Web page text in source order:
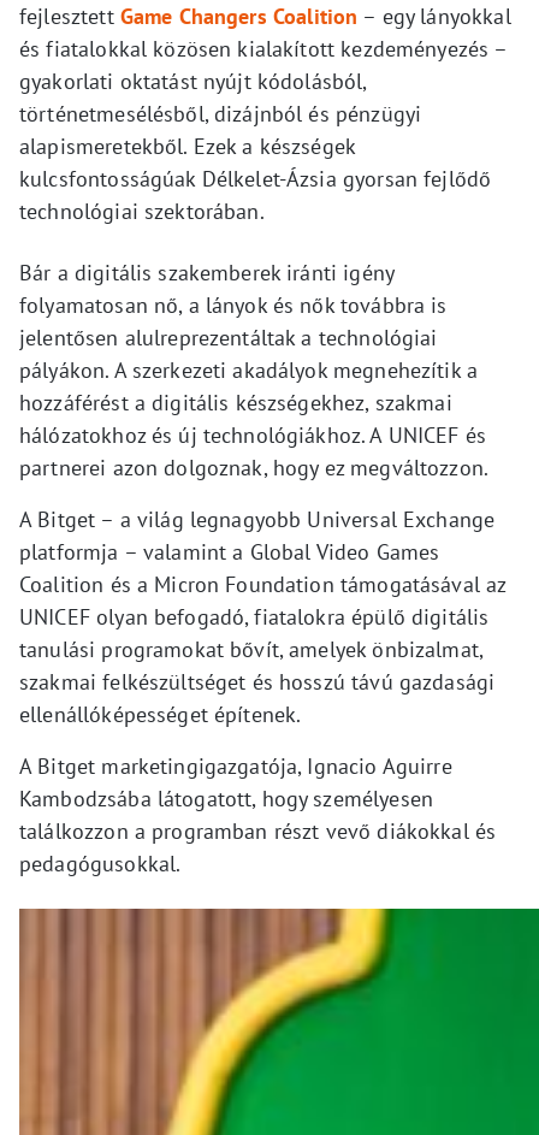
fejlesztett Game Changers Coalition – egy lányokkal
és fiatalokkal közösen kialakított kezdeményezés –
gyakorlati oktatást nyújt kódolásból,
történetmesélésből, dizájnból és pénzügyi
alapismeretekből. Ezek a készségek
kulcsfontosságúak Délkelet-Ázsia gyorsan fejlődő
technológiai szektorában.
Bár a digitális szakemberek iránti igény
folyamatosan nő, a lányok és nők továbbra is
jelentősen alulreprezentáltak a technológiai
pályákon. A szerkezeti akadályok megnehezítik a
hozzáférést a digitális készségekhez, szakmai
hálózatokhoz és új technológiákhoz. A UNICEF és
partnerei azon dolgoznak, hogy ez megváltozzon.
A Bitget – a világ legnagyobb Universal Exchange
platformja – valamint a Global Video Games
Coalition és a Micron Foundation támogatásával az
UNICEF olyan befogadó, fiatalokra épülő digitális
tanulási programokat bővít, amelyek önbizalmat,
szakmai felkészültséget és hosszú távú gazdasági
ellenállóképességet építenek.
A Bitget marketingigazgatója, Ignacio Aguirre
Kambodzsába látogatott, hogy személyesen
találkozzon a programban részt vevő diákokkal és
pedagógusokkal.